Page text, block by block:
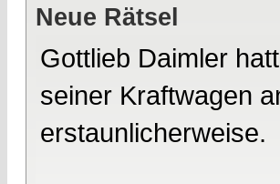
Neue Rätsel
Gottlieb Daimler
seiner Kraftwagen
erstaunlicherweise.